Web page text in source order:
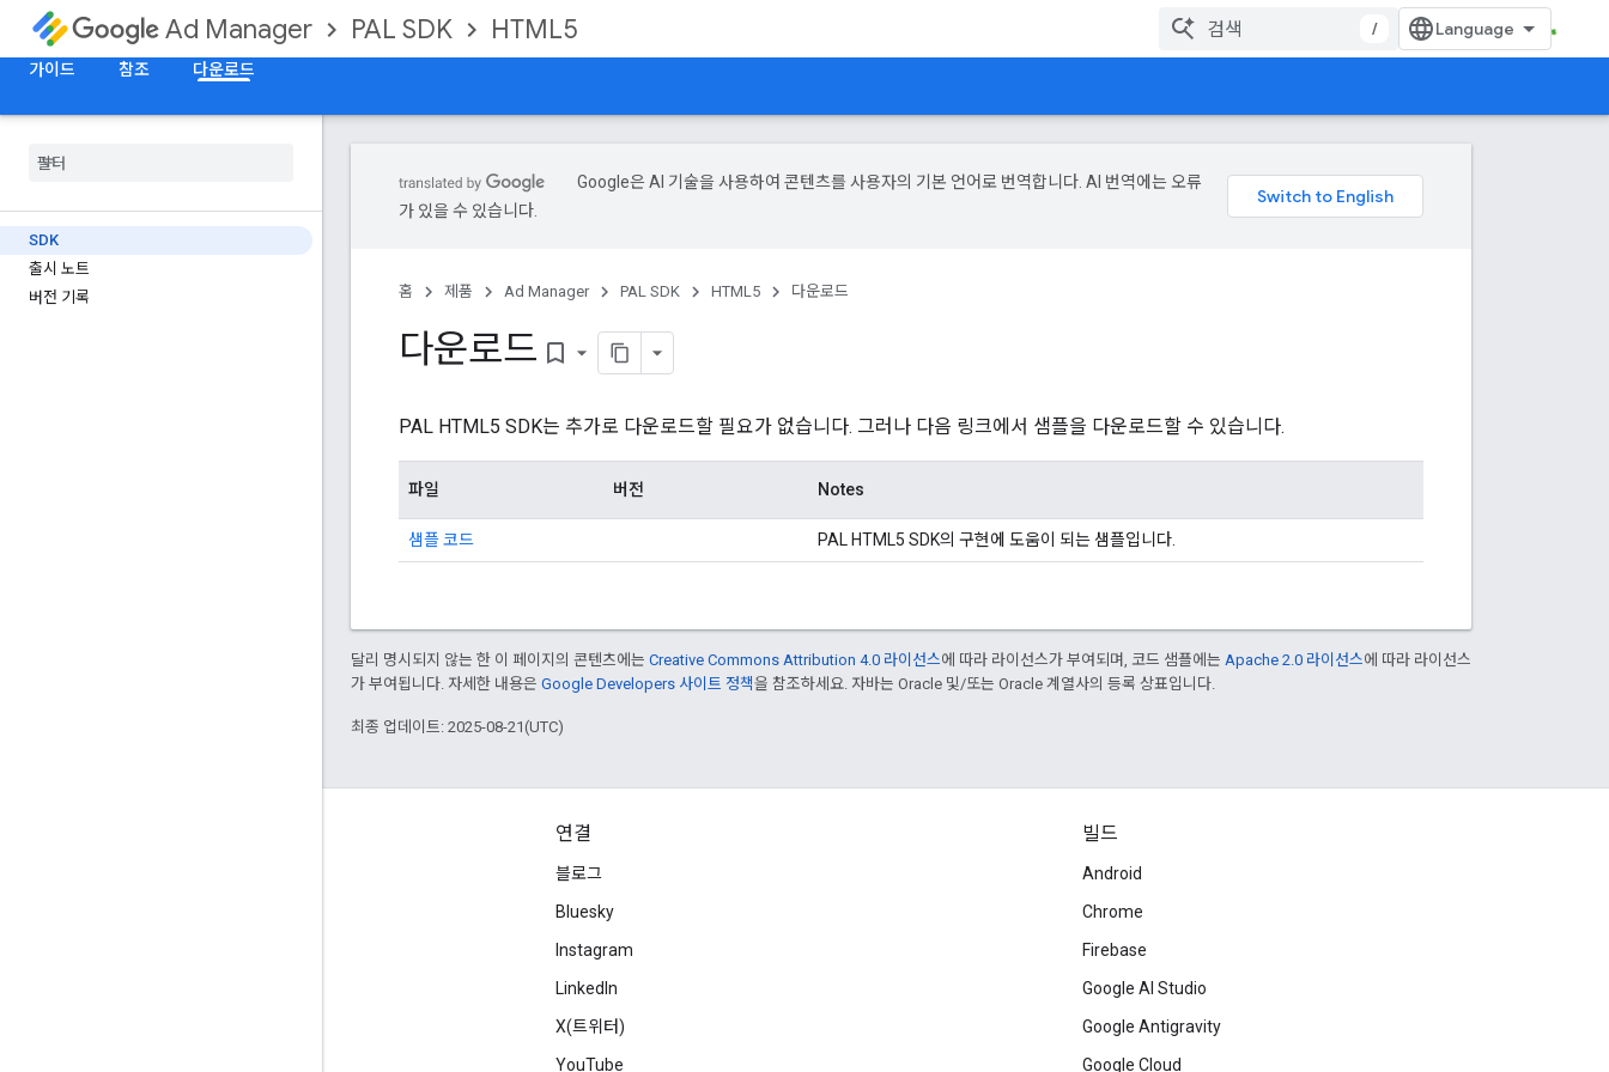
Ad Manager PAL SDK HTML5
/
가이드
참조 다운로드
SDK
출시 노트
버전 기록
Google은 AI 기술을 사용하여 콘텐츠를 사용자의 기본 언어로 번역합니다. AI 번역에는 오류
가 있을 수 있습니다.
홈 제품 Ad Manager PAL SDK HTML5 다운로드
다운로드 bookmark_border
PAL HTML5 SDK는 추가로 다운로드할 필요가 없습니다. 그러나 다음 링크에서 샘플을 다운로드할 수 있습니다.
파일 버전 Notes
샘플 코드 PAL HTML5 SDK의 구현에 도움이 되는 샘플입니다.
달리 명시되지 않는 한 이 페이지의 콘텐츠에는 Creative Commons Attribution 4.0 라이선스에 따라 라이선스가 부여되며, 코드 샘플에는 Apache 2.0 라이선스에 따라 라이선스
가 부여됩니다. 자세한 내용은 Google Developers 사이트 정책을 참조하세요. 자바는 Oracle 및/또는 Oracle 계열사의 등록 상표입니다.
최종 업데이트: 2025-08-21(UTC)
연결
블로그
Bluesky
Instagram
LinkedIn
X(트위터)
YouTube
빌드
Android
Chrome
Firebase
Google AI Studio
Google Antigravity
Google Cloud